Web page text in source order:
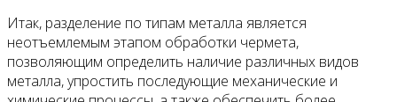
Итак, разделение по типам металла является
неотъемлемым этапом обработки чермета,
позволяющим определить наличие различных видов
металла, упростить последующие механические и